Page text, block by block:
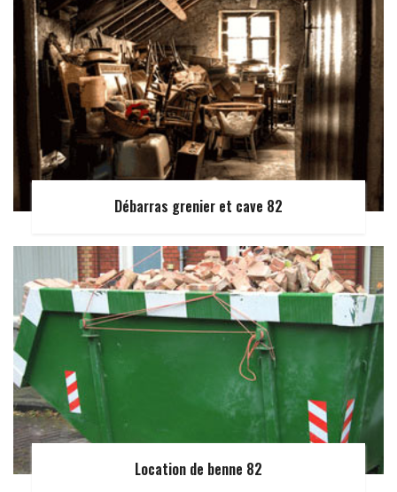
Débarras grenier et cave 82
Location de benne 82